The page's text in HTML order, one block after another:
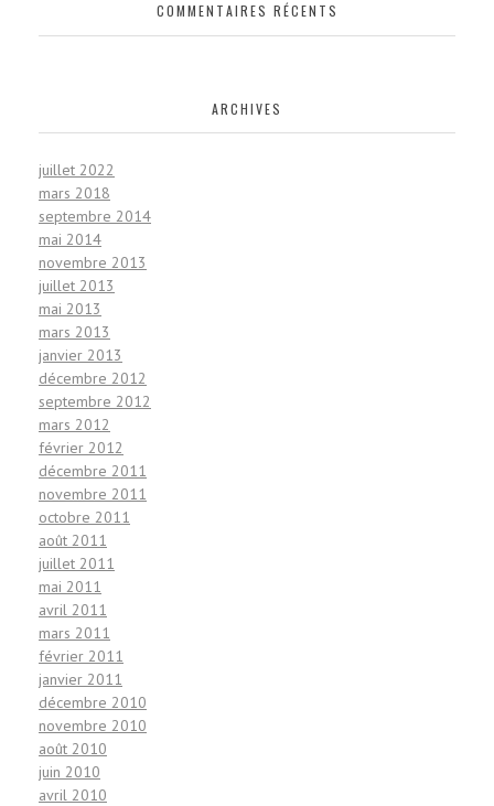
COMMENTAIRES RÉCENTS
ARCHIVES
juillet 2022
mars 2018
septembre 2014
mai 2014
novembre 2013
juillet 2013
mai 2013
mars 2013
janvier 2013
décembre 2012
septembre 2012
mars 2012
février 2012
décembre 2011
novembre 2011
octobre 2011
août 2011
juillet 2011
mai 2011
avril 2011
mars 2011
février 2011
janvier 2011
décembre 2010
novembre 2010
août 2010
juin 2010
avril 2010